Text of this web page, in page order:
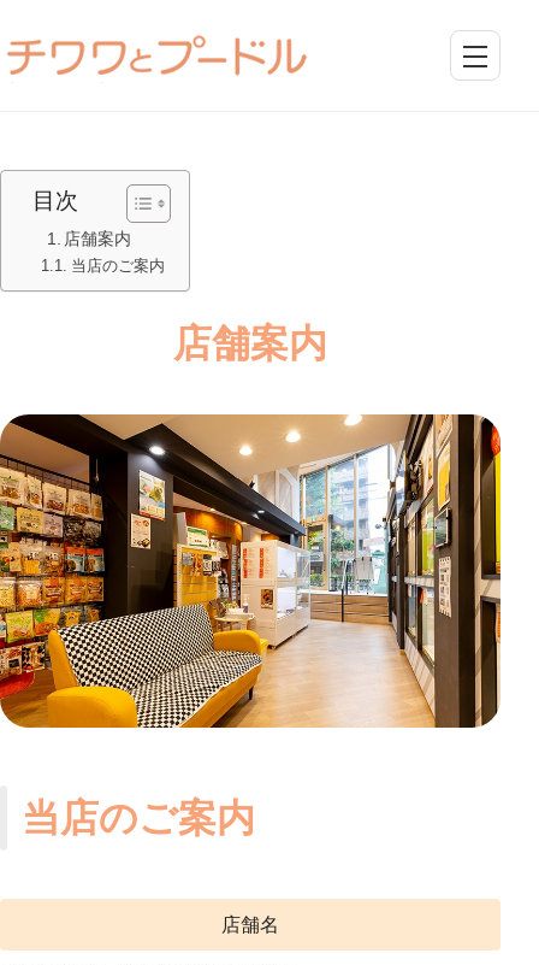
目次
店舗案内
当店のご案内
店舗案内
当店のご案内
店舗名